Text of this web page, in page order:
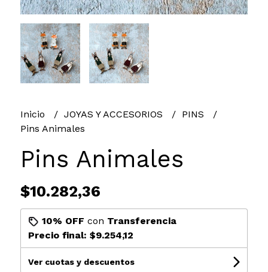
Inicio JOYAS Y ACCESORIOS
PINS
Pins Animales
Pins Animales
$10.282,36
10% OFF con Transferencia
Precio final: $9.254,12
Ver cuotas y descuentos